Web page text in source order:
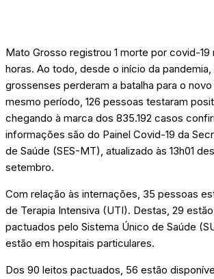
Mato Grosso registrou 1 morte por covid-19
horas. Ao todo, desde o início da pandemia,
grossenses perderam a batalha para o
mesmo período, 126 pessoas testaram
chegando à marca dos 835.192 casos
informações são do Painel Covid-19 da
de Saúde (SES-MT), atualizado às 13h01
setembro.
Com relação às internações, 35 pessoas
de Terapia Intensiva (UTI). Destas, 29
pactuados pelo Sistema Único de Saúde
estão em hospitais particulares.
Dos 90 leitos pactuados, 56 estão